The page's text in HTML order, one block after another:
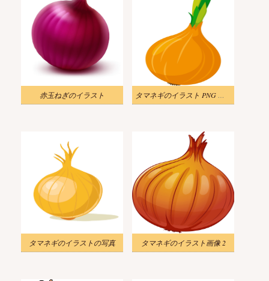
赤玉ねぎのイラスト タマネギのイラスト PNG 無料 2
タマネギのイラストの写真 タマネギのイラスト画像 2